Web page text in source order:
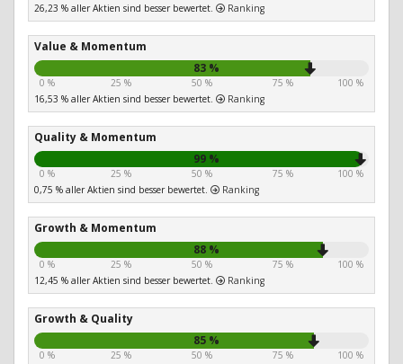
26,23 % aller Aktien sind besser bewertet.
Ranking
Value & Momentum
83 %
0 % 25 % 50 % 75 %
100 %
16,53 % aller Aktien sind besser bewertet.
Ranking
Quality & Momentum
99 %
0 % 25 % 50 % 75 %
100 %
0,75 % aller Aktien sind besser bewertet.
Ranking
Growth & Momentum
88 %
0 % 25 % 50 % 75 %
100 %
12,45 % aller Aktien sind besser bewertet.
Ranking
Growth & Quality
85 %
0 % 25 % 50 % 75 %
100 %